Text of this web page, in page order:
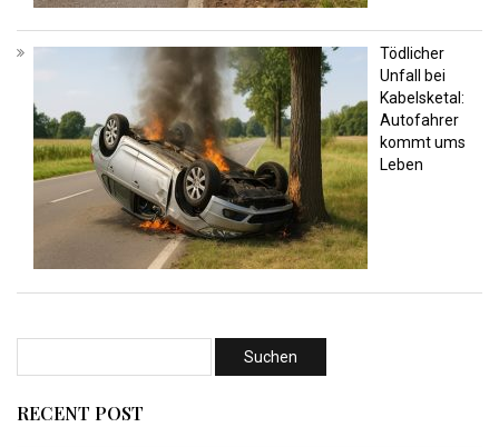
Tödlicher
Unfall bei
Kabelsketal:
Autofahrer
kommt ums
Leben
RECENT POST